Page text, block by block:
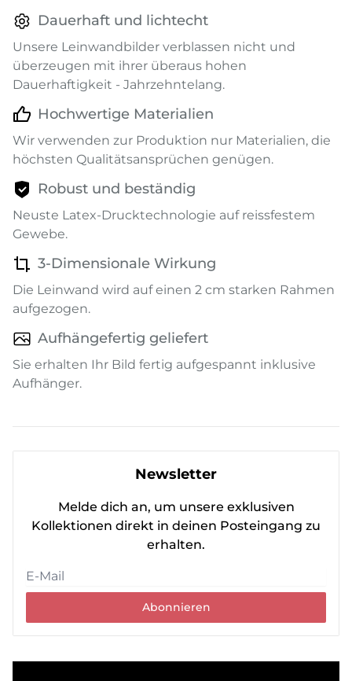
Dauerhaft und lichtecht
Unsere Leinwandbilder verblassen nicht und
überzeugen mit ihrer überaus hohen
Dauerhaftigkeit - Jahrzehntelang.
Hochwertige Materialien
Wir verwenden zur Produktion nur Materialien, die
höchsten Qualitätsansprüchen genügen.
Robust und beständig
Neuste Latex-Drucktechnologie auf reissfestem
Gewebe.
3-Dimensionale Wirkung
Die Leinwand wird auf einen 2 cm starken Rahmen
aufgezogen.
Aufhängefertig geliefert
Sie erhalten Ihr Bild fertig aufgespannt inklusive
Aufhänger.
Newsletter
Melde dich an, um unsere exklusiven
Kollektionen direkt in deinen Posteingang zu
erhalten.
Abonnieren